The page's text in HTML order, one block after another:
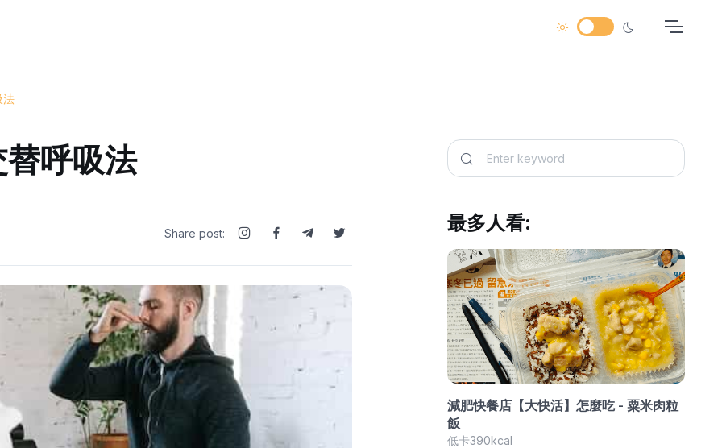
法
呼吸法
Share post: 最多人看:
減肥快餐店【大快活】怎麼吃 - 粟米肉粒
飯
低卡390kcal